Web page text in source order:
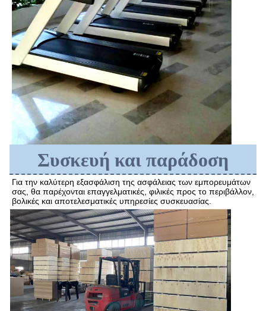
Συσκευή και παράδοση
Για την καλύτερη εξασφάλιση της ασφάλειας των εμπορευμάτων
σας, θα παρέχονται επαγγελματικές, φιλικές προς το περιβάλλον,
βολικές και αποτελεσματικές υπηρεσίες συσκευασίας.